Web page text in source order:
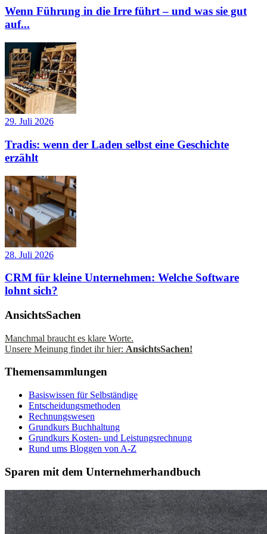
Wenn Führung in die Irre führt – und was sie gut
auf...
29. Juli 2026
Tradis: wenn der Laden selbst eine Geschichte
erzählt
28. Juli 2026
CRM für kleine Unternehmen: Welche Software
lohnt sich?
AnsichtsSachen
Manchmal braucht es klare Worte.
Unsere Meinung findet ihr hier: AnsichtsSachen!
Themensammlungen
Basiswissen für Selbständige
Entscheidungsmethoden
Rechnungswesen
Grundkurs Buchhaltung
Grundkurs Kosten- und Leistungsrechnung
Rund ums Bloggen von A-Z
Sparen mit dem Unternehmerhandbuch